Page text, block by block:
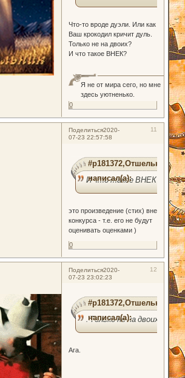
Что-то вроде дуэли. Или как
Ваш крокодил кричит дуль.
Только не на двоих?
И что такое ВНЕК?
Я не от мира сего, но мне
здесь уютненько.
0
Поделиться 11
2020-
07-23 22:57:58
#p181372,Отшельник
написал(а):
И что такое ВНЕК?
это произведение (стих) вне
конкурса - т.е. его не будут
оценивать оценками )
0
Поделиться 12
2020-
07-23 23:02:23
#p181372,Отшельник
написал(а):
. Только не на двоих?
Ага.